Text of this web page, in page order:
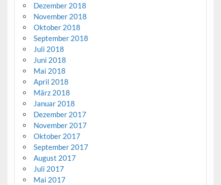
Dezember 2018
November 2018
Oktober 2018
September 2018
Juli 2018
Juni 2018
Mai 2018
April 2018
März 2018
Januar 2018
Dezember 2017
November 2017
Oktober 2017
September 2017
August 2017
Juli 2017
Mai 2017